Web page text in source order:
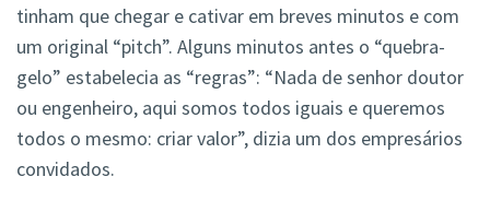
tinham que chegar e cativar em breves minutos e com
um original “pitch”. Alguns minutos antes o “quebra-
gelo” estabelecia as “regras”: “Nada de senhor doutor
ou engenheiro, aqui somos todos iguais e queremos
todos o mesmo: criar valor”, dizia um dos empresários
convidados.